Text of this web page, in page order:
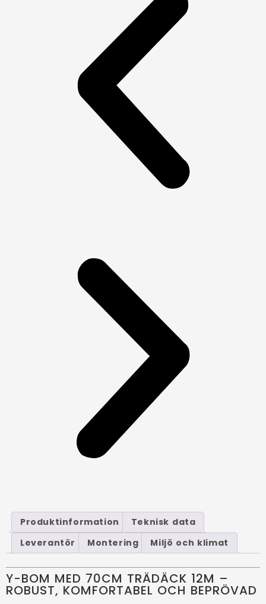
Produktinformation
Teknisk data
Leverantör
Montering Miljö och klimat
Y-BOM MED 70CM TRÄDÄCK 12M –
ROBUST, KOMFORTABEL OCH BEPRÖVAD